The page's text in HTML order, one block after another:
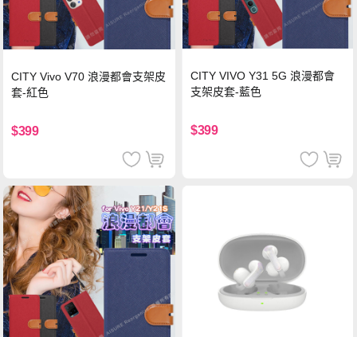
CITY Vivo V70 浪漫都會支架皮
套-紅色
$399
CITY VIVO Y31 5G 浪漫都會
支架皮套-藍色
$399